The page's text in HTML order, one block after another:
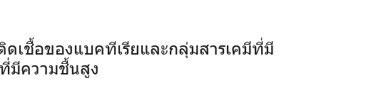
เชื้อของแบคทีเรียและกลุ่มสารเคมีที่มี
มีความชื้นสูง